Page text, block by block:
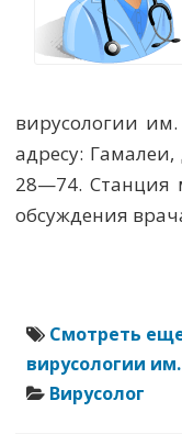
вирусологии
адресу:
28—74. Станция
обсуждения
Смотреть
вирусологии
Вирусолог